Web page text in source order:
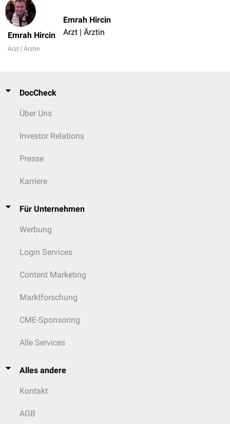
Emrah Hircin
Arzt | Ärztin
Emrah Hircin
Arzt | Ärztin
DocCheck
Über Uns
Investor Relations
Presse
Karriere
Für Unternehmen
Werbung
Login Services
Content Marketing
Marktforschung
CME-Sponsoring
Alle Services
Alles andere
Kontakt
AGB